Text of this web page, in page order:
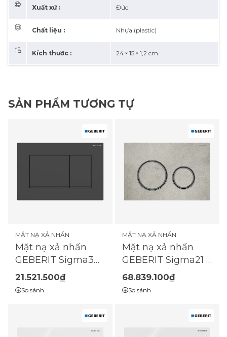
Xuất xứ : Đức
Chất liệu : Nhựa (plastic)
Kích thước : 24 × 15 × 1,2 cm
SẢN PHẨM TƯƠNG TỰ
MẶT NẠ XẢ NHẤN
Mặt nạ xả nhấn
GEBERIT Sigma30 |
2 chế độ |
(115.883.16.1)
21.521.500₫
So sánh
MẶT NẠ XẢ NHẤN
Mặt nạ xả nhấn
GEBERIT Sigma21 |
2 chế độ |
(115.651.JV.1)
68.839.100₫
So sánh